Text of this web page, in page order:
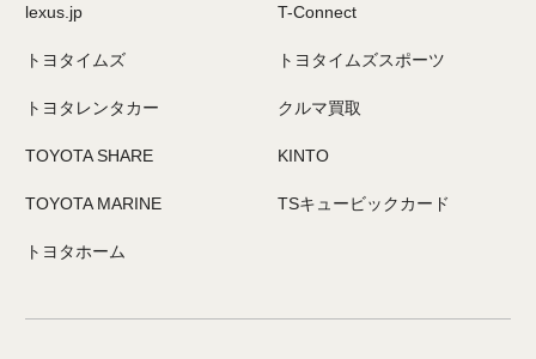
lexus.jp T-Connect
トヨタイムズ トヨタイムズスポーツ
トヨタレンタカー クルマ買取
TOYOTA SHARE KINTO
TOYOTA MARINE TSキュービックカード
トヨタホーム